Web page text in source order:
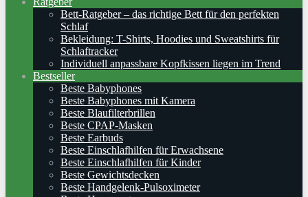
Bett-Ratgeber – das richtige Bett für den perfekten
Schlaf
Bekleidung: T-Shirts, Hoodies und Sweatshirts für
Schlaftracker
Individuell anpassbare Kopfkissen liegen im Trend
Bestseller
Beste Babyphones
Beste Babyphones mit Kamera
Beste Blaufilterbrillen
Beste CPAP-Masken
Beste Earbuds
Beste Einschlafhilfen für Erwachsene
Beste Einschlafhilfen für Kinder
Beste Gewichtsdecken
Beste Handgelenk-Pulsoximeter